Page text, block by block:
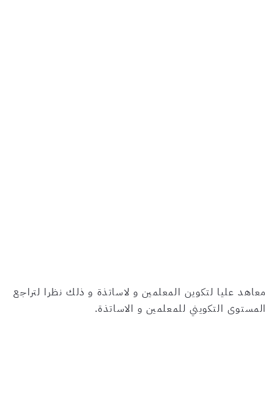
معاهد عليا لتكوين المعلمين و لاساتذة و ذلك نظرا لتراجع
المستوى التكويني للمعلمين و الاساتذة.